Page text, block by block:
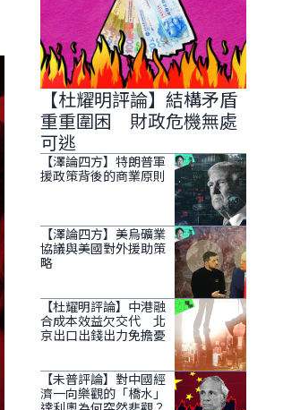
【杜耀明評論】結構矛盾
重重圍困 財政危機無處
可逃
【澤論四方】特朗普軍
援政策背後的商業原則
【澤論四方】美烏礦業
協議與美國對外援助策
略
【杜耀明評論】中港融
合成本效益欠交代 北
京出口出錢出力免擔憂
【未普評論】對中國經
濟一向樂觀的「橋水」